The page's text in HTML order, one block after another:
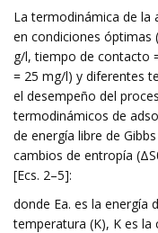
La termodinámica de la
en condiciones óptimas
g/l, tiempo de contacto
= 25 mg/l) y diferentes
el desempeño del
termodinámicos de
de energía libre de
cambios de entropía
[Ecs. 2–5]:
donde Ea. es la energía
temperatura (K), K es